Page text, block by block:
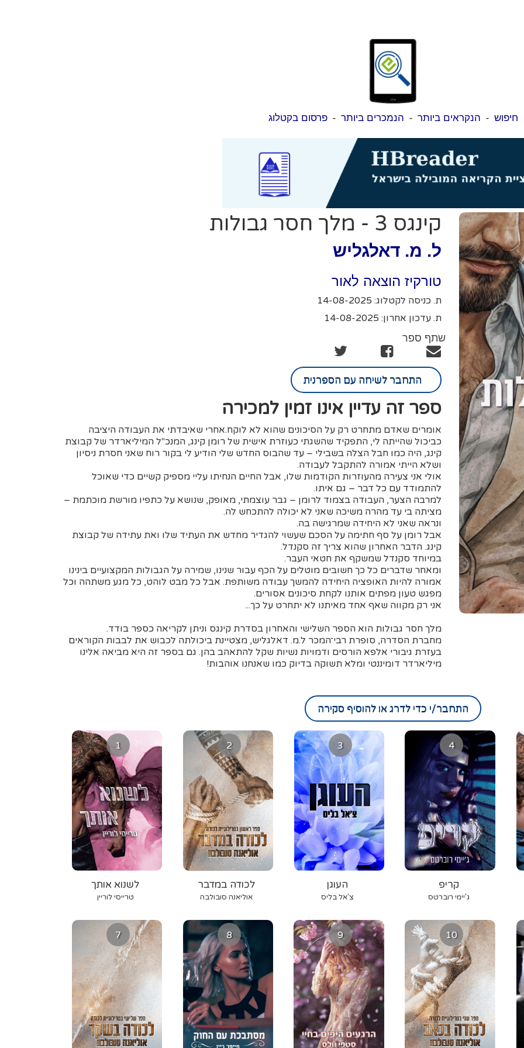
חיפוש - הנקראים ביותר - הנמכרים ביותר -פרסום בקטלוג
קינגס 3 - מלך חסר גבולות
ל. מ. דאלגליש
טורקיז הוצאה לאור
ת. כניסה לקטלוג: 14-08-2025
ת. עדכון אחרון: 14-08-2025
שתף ספר
התחבר לשיחה עם הספרנית
ספר זה עדיין אינו זמין למכירה
אומרים שאדם מתחרט רק על הסיכונים שהוא לא לוקח.אחרי שאיבדתי את העבודה היציבה
כביכול שהייתה לי, התפקיד שהשגתי כעוזרת אישית של רומן קינג, המנכ"ל המיליארדר של קבוצת
קינג, היה כמו חבל הצלה בשבילי – עד שהבוס החדש שלי הודיע לי בקור רוח שאני חסרת ניסיון
ושלא הייתי אמורה להתקבל לעבודה.
אולי אני צעירה מהעוזרות הקודמות שלו, אבל החיים הנחיתו עליי מספיק קשיים כדי שאוכל
להתמודד עם כל דבר – גם איתו.
למרבה הצער, העבודה בצמוד לרומן – גבר עוצמתי, מאופק, שנושא על כתפיו מורשת מוכתמת –
מציתה בי עד מהרה משיכה שאני לא יכולה להתכחש לה.
ונראה שאני לא היחידה שמרגישה בה.
אבל רומן על סף חתימה על הסכם שעשוי להגדיר מחדש את העתיד שלו ואת עתידה של קבוצת
קינג. הדבר האחרון שהוא צריך זה סקנדל.
במיוחד סקנדל שמשקף את חטאי העבר.
ומאחר שדברים כל כך חשובים מוטלים על הכף עבור שנינו, שמירה על הגבולות המקצועיים בינינו
אמורה להיות האופציה היחידה להמשך עבודה משותפת. אבל כל מבט לוהט, כל מגע משתהה וכל
מפגש טעון מפתים אותנו לקחת סיכונים אסורים.
אני רק מקווה שאף אחד מאיתנו לא יתחרט על כך...
מלך חסר גבולות הוא הספר השלישי והאחרון בסדרת קינגס וניתן לקריאה כספר בודד.
מחברת הסדרה, סופרת רבי־המכר ל.מ. דאלגליש, מצטיינת ביכולתה לכבוש את לבבות הקוראים
בעזרת גיבורי אלפא הורסים ודמויות נשיות שקל להתאהב בהן. גם בספר זה היא מביאה אלינו
מיליארדר דומיננטי ומלא תשוקה בדיוק כמו שאנחנו אוהבות!
התחבר/י כדי לדרג או להוסיף סקירה
1
לשנוא אותך
טרייסי לוריין
2
לכודה במדבר
אוליאנה סובולבה
3
העוגן
צ'אל בליס
4
קריפ
ג’יימי רוברטס
7 8 9 10